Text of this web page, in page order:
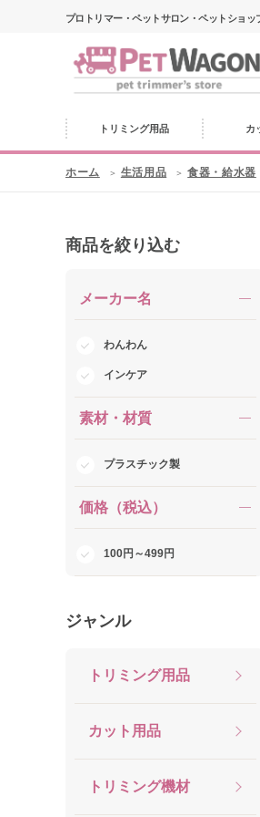
プロトリマー・ペットサロン・ペットショッ
トリミング用品 カ
ホーム 生活用品 食器・給水器
商品を絞り込む
メーカー名
わんわん
インケア
素材・材質
プラスチック製
価格（税込）
100円～499円
ジャンル
トリミング用品
カット用品
トリミング機材